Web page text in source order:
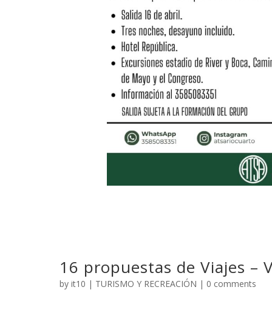
16 propuestas de Viajes –
by it10 | TURISMO Y RECREACIÓN | 0 comments